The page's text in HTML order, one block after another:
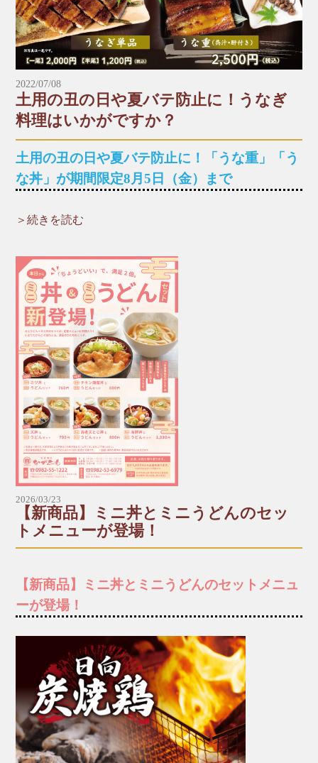
▶︎メロン(宮崎県産)
600円（税込）
▶︎スイカ(宮崎県産)
600円（税込）
▶︎ブドウ（宮崎県産）
600円（税込）
▶︎リンゴ
600円（税込）
▶︎パイナップル
2022/07/08
土用の丑の日や夏バテ防止に！うなぎ
料理はいかがですか？
土用の丑の日や夏バテ防止に！「うな重」「う
な丼」が期間限定8月5日（金）まで
理」はいかがでしょうか？
新鮮なうなぎを自家製の特製タレに漬け込み備長炭
でふっくら香ばしく焼き上げました。夏バテ防止に
もおすすめですよ！
お持ち帰りや出前も可能です（前日要予約）。
＊期間限定 ７/８（金）〜８/５（金）
＊仕入れ状況により終了する場合がございます。ご
了承ください。
【期間限定メニュー】
▶︎うな重
2,500円（税込）
▶︎うな丼
1,500円（税込）
▶︎うなぎ単品（１尾）
▶︎うなぎ単品（半尾）
1,200円（税込）
＞続きを読む
2026/03/23
【新商品】ミニ丼とミニうどんのセッ
トメニューが登場！
【新商品】ミニ丼とミニうどんのセットメニュ
ーが登場！
ミニうどん＋ミニ丼のセットが、定番メニューに仲
間入り！小ぶりだからこそ味わえる、満足のかたち
をどうぞ。
*+:*+:*+:【ミニ丼&ミニうどんセットメニュー】*+:
*+:*+: